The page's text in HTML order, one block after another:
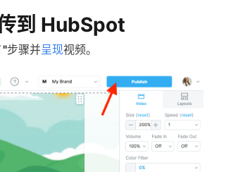
到 HubSpot
"步骤并呈现视频。